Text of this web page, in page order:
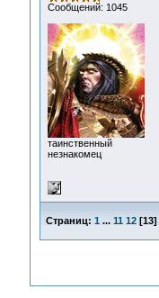
Сообщений: 1045
таинственный
незнакомец
Страниц: 1 ... 11 12[13]